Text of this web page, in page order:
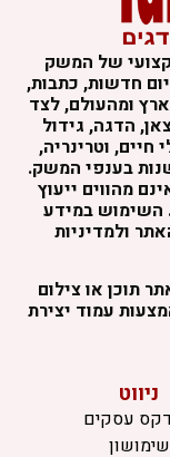
של המשק
חדשות, כתבות,
ומהעולם, לצד
הדגה, גידול
חיים, וטרינריה,
בענפי המשק.
מהווים ייעוץ
השימוש במידע
ולמדיניות
תוכן או צילום
עמוד יצירת
ניווט
עסקים
שימושון